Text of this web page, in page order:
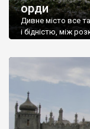
орди
Дивне місто все
і бідністю, між